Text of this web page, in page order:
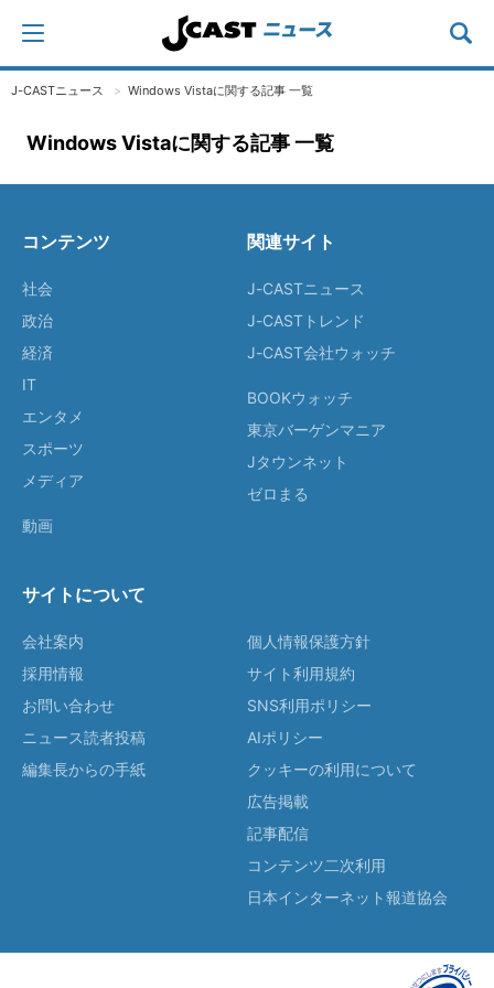
J-CASTニュース Windows Vistaに関する記事 一覧
Windows Vistaに関する記事 一覧
コンテンツ
社会
政治
経済
IT
エンタメ
スポーツ
メディア
動画
関連サイト
J-CASTニュース
J-CASTトレンド
J-CAST会社ウォッチ
BOOKウォッチ
東京バーゲンマニア
Jタウンネット
ゼロまる
サイトについて
会社案内
採用情報
お問い合わせ
ニュース読者投稿
編集長からの手紙
個人情報保護方針
サイト利用規約
SNS利用ポリシー
AIポリシー
クッキーの利用について
広告掲載
記事配信
コンテンツ二次利用
日本インターネット報道協会